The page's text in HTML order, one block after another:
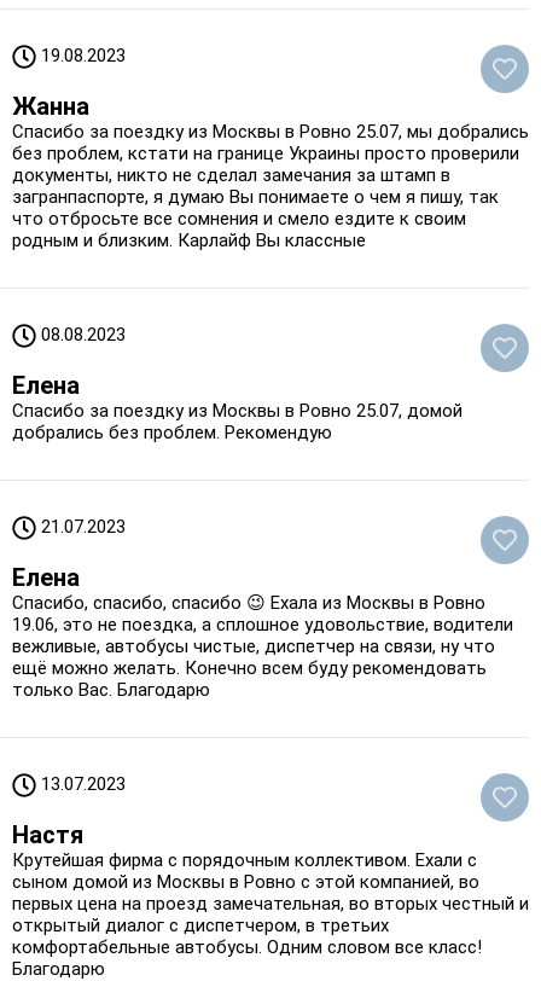
19.08.2023
Жанна
Спасибо за поездку из Москвы в Ровно 25.07, мы добрались
без проблем, кстати на границе Украины просто проверили
документы, никто не сделал замечания за штамп в
загранпаспорте, я думаю Вы понимаете о чем я пишу, так
что отбросьте все сомнения и смело ездите к своим
родным и близким. Карлайф Вы классные
08.08.2023
Елена
Спасибо за поездку из Москвы в Ровно 25.07, домой
добрались без проблем. Рекомендую
21.07.2023
Елена
Спасибо, спасибо, спасибо 😉 Ехала из Москвы в Ровно
19.06, это не поездка, а сплошное удовольствие, водители
вежливые, автобусы чистые, диспетчер на связи, ну что
ещё можно желать. Конечно всем буду рекомендовать
только Вас. Благодарю
13.07.2023
Настя
Крутейшая фирма с порядочным коллективом. Ехали с
сыном домой из Москвы в Ровно с этой компанией, во
первых цена на проезд замечательная, во вторых честный и
открытый диалог с диспетчером, в третьих
комфортабельные автобусы. Одним словом все класс!
Благодарю